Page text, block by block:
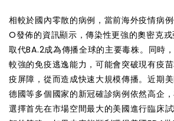
相較於國內零散的病例，當前海外疫情病
O發佈的資訊顯示，傳染性更強的奧密克
取代BA.2成為傳播全球的主要毒株。同時
較強的免疫逃逸能力，可能會突破現有疫
疫屏障，從而造成快速大規模傳播。近期美
德國等多個國家的新冠確診病例依然高企
選擇首先在市場空間最大的美國進行臨床